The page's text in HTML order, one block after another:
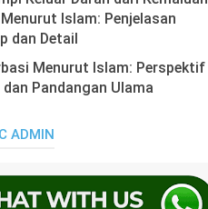
Islam: Penjelasan
dan Detail
Menurut Islam: Perspektif
Pandangan Ulama
ADMIN